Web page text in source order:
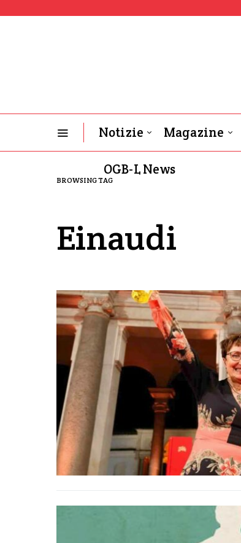
Notizie Magazine
OGB-L News
BROWSING TAG
Einaudi